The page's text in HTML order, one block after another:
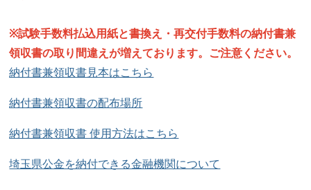
※試験手数料払込用紙と書換え・再交付手数料の納付書兼
領収書の取り間違えが増えております。ご注意ください。
納付書兼領収書見本はこちら
納付書兼領収書の配布場所
納付書兼領収書 使用方法はこちら
埼玉県公金を納付できる金融機関について